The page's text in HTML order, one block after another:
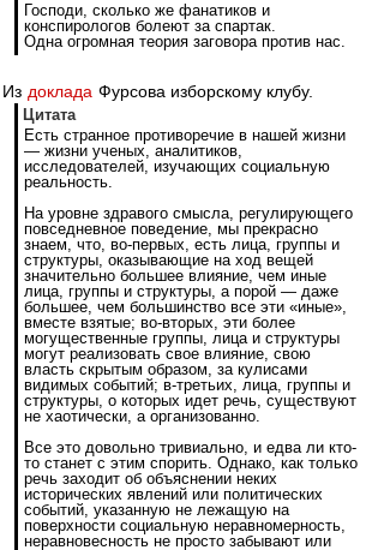
Господи, сколько же фанатиков и
конспирологов болеют за спартак.
Одна огромная теория заговора против нас.
Из доклада Фурсова изборскому клубу.
Цитата
Есть странное противоречие в нашей жизни
— жизни ученых, аналитиков,
исследователей, изучающих социальную
реальность.
На уровне здравого смысла, регулирующего
повседневное поведение, мы прекрасно
знаем, что, во-первых, есть лица, группы и
структуры, оказывающие на ход вещей
значительно большее влияние, чем иные
лица, группы и структуры, а порой — даже
большее, чем большинство все эти «иные»,
вместе взятые; во-вторых, эти более
могущественные группы, лица и структуры
могут реализовать свое влияние, свою
власть скрытым образом, за кулисами
видимых событий; в-третьих, лица, группы и
структуры, о которых идет речь, существуют
не хаотически, а организованно.
Все это довольно тривиально, и едва ли кто-
то станет с этим спорить. Однако, как только
речь заходит об объяснении неких
исторических явлений или политических
событий, указанную не лежащую на
поверхности социальную неравномерность,
неравновесность не просто забывают или